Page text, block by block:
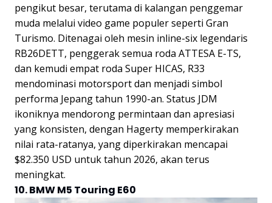
pengikut besar, terutama di kalangan penggemar
muda melalui video game populer seperti Gran
Turismo. Ditenagai oleh mesin inline-six legendaris
RB26DETT, penggerak semua roda ATTESA E-TS,
dan kemudi empat roda Super HICAS, R33
mendominasi motorsport dan menjadi simbol
performa Jepang tahun 1990-an. Status JDM
ikoniknya mendorong permintaan dan apresiasi
yang konsisten, dengan Hagerty memperkirakan
nilai rata-ratanya, yang diperkirakan mencapai
$82.350 USD untuk tahun 2026, akan terus
meningkat.
10. BMW M5 Touring E60